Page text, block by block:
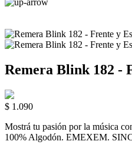
Remera Blink 182 -
$ 1.090
Mostrá tu pasión por la música
100% Algodón. EMEXEM.